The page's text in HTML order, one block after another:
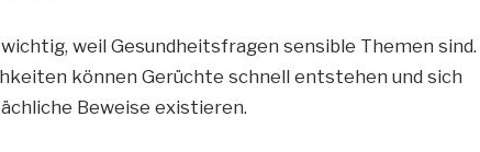
weil Gesundheitsfragen sensible Themen sind.
können Gerüchte schnell entstehen und sich
Beweise existieren.